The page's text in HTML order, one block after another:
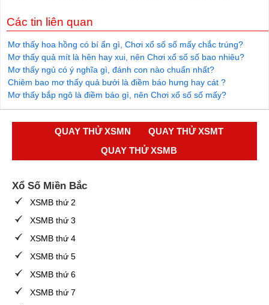
Các tin liên quan
Mơ thấy hoa hồng có bí ẩn gì, Chơi xổ số số mấy chắc trúng?
Mơ thấy quả mít là hên hay xui, nên Chơi xổ số số bao nhiêu?
Mơ thấy ngủ có ý nghĩa gì, đánh con nào chuẩn nhất?
Chiêm bao mơ thấy quả bưởi là điềm báo hưng hay cát ?
Mơ thấy bắp ngô là điềm báo gì, nên Chơi xổ số số mấy?
QUAY THỬ XSMN
QUAY THỬ XSMT
QUAY THỬ XSMB
Xổ Số Miền Bắc
XSMB thứ 2
XSMB thứ 3
XSMB thứ 4
XSMB thứ 5
XSMB thứ 6
XSMB thứ 7